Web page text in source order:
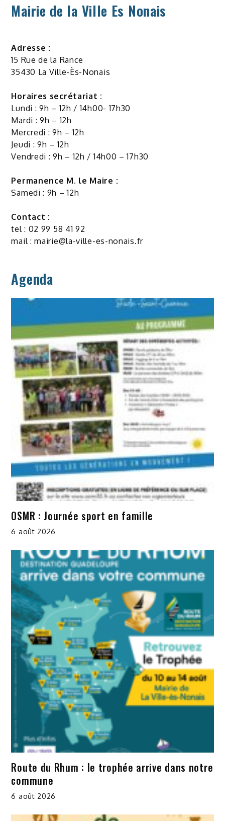
Mairie de la Ville Es Nonais
Adresse :
15 Rue de la Rance
35430 La Ville-Ès-Nonais
Horaires secrétariat :
Lundi : 9h – 12h / 14h00- 17h30
Mardi : 9h – 12h
Mercredi : 9h – 12h
Jeudi : 9h – 12h
Vendredi : 9h – 12h / 14h00 – 17h30
Permanence M. le Maire :
Samedi : 9h – 12h
Contact :
tel : 02 99 58 41 92
mail :mairie@la-ville-es-nonais.fr
Agenda
OSMR : Journée sport en famille
6 août 2026
Route du Rhum : le trophée arrive dans notre
commune
6 août 2026